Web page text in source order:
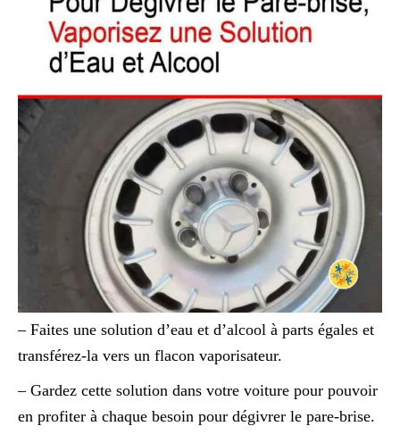
– Faites une solution d’eau et d’alcool à parts égales et
transférez-la vers un flacon vaporisateur.
– Gardez cette solution dans votre voiture pour pouvoir
en profiter à chaque besoin pour dégivrer le pare-brise.